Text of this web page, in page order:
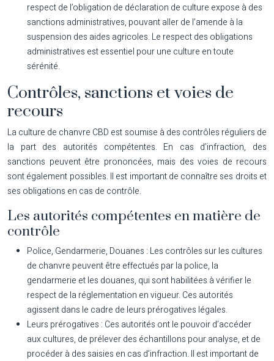
respect de l’obligation de déclaration de culture expose à des
sanctions administratives, pouvant aller de l’amende à la
suspension des aides agricoles. Le respect des obligations
administratives est essentiel pour une culture en toute
sérénité.
Contrôles, sanctions et voies de
recours
La culture de chanvre CBD est soumise à des contrôles réguliers de
la part des autorités compétentes. En cas d’infraction, des
sanctions peuvent être prononcées, mais des voies de recours
sont également possibles. Il est important de connaître ses droits et
ses obligations en cas de contrôle.
Les autorités compétentes en matière de
contrôle
Police, Gendarmerie, Douanes : Les contrôles sur les cultures
de chanvre peuvent être effectués par la police, la
gendarmerie et les douanes, qui sont habilitées à vérifier le
respect de la réglementation en vigueur. Ces autorités
agissent dans le cadre de leurs prérogatives légales.
Leurs prérogatives : Ces autorités ont le pouvoir d’accéder
aux cultures, de prélever des échantillons pour analyse, et de
procéder à des saisies en cas d’infraction. Il est important de